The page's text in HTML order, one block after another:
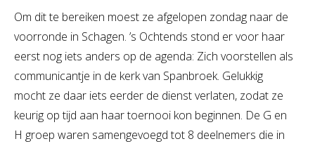
Om dit te bereiken moest ze afgelopen zondag naar de
voorronde in Schagen. ’s Ochtends stond er voor haar
eerst nog iets anders op de agenda: Zich voorstellen als
communicantje in de kerk van Spanbroek. Gelukkig
mocht ze daar iets eerder de dienst verlaten, zodat ze
keurig op tijd aan haar toernooi kon beginnen. De G en
H groep waren samengevoegd tot 8 deelnemers die in